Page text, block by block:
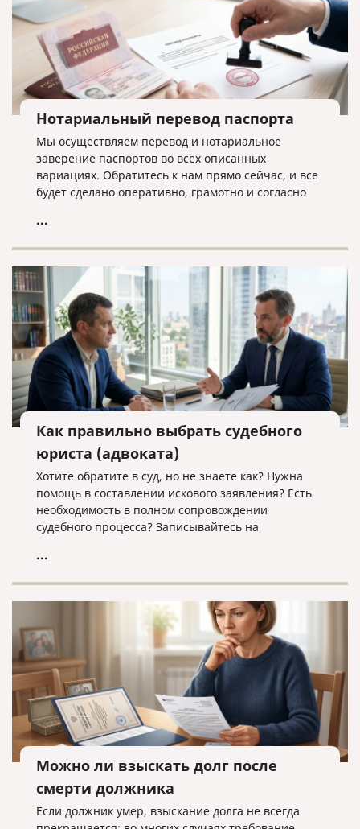
Нотариальный перевод паспорта
Мы осуществляем перевод и нотариальное
заверение паспортов во всех описанных
вариациях. Обратитесь к нам прямо сейчас, и все
будет сделано оперативно, грамотно и согласно
...
Как правильно выбрать судебного
юриста (адвоката)
Хотите обратите в суд, но не знаете как? Нужна
помощь в составлении искового заявления? Есть
необходимость в полном сопровождении
судебного процесса? Записывайтесь на
cлово» по адресу law@pravoislovo.ru
...
Можно ли взыскать долг после
смерти должника
Если должник умер, взыскание долга не всегда